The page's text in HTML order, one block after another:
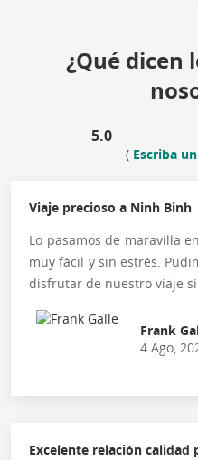
¿Qué dicen
5.0
( Escriba
Viaje precioso a Ninh Binh
Lo pasamos de maravilla
muy fácil y sin estrés.
disfrutar de nuestro viaje
Frank
4 Ago,
Excelente relación calidad